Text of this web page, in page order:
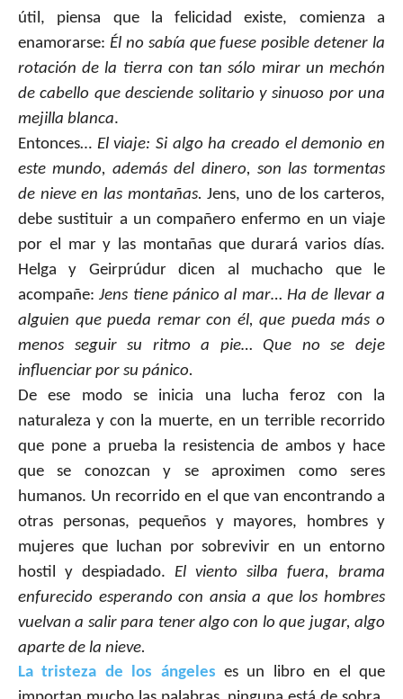
útil, piensa que la felicidad existe, comienza a
enamorarse: Él no sabía que fuese posible detener la
rotación de la tierra con tan sólo mirar un mechón
de cabello que desciende solitario y sinuoso por una
mejilla blanca.
Entonces… El viaje: Si algo ha creado el demonio en
este mundo, además del dinero, son las tormentas
de nieve en las montañas.Jens, uno de los carteros,
debe sustituir a un compañero enfermo en un viaje
por el mar y las montañas que durará varios días.
Helga y Geirprúdur dicen al muchacho que le
acompañe:Jens tiene pánico al mar… Ha de llevar a
alguien que pueda remar con él, que pueda más o
menos seguir su ritmo a pie… Que no se deje
influenciar por su pánico.
De ese modo se inicia una lucha feroz con la
naturaleza y con la muerte, en un terrible recorrido
que pone a prueba la resistencia de ambos y hace
que se conozcan y se aproximen como seres
humanos. Un recorrido en el que van encontrando a
otras personas, pequeños y mayores, hombres y
mujeres que luchan por sobrevivir en un entorno
hostil y despiadado. El viento silba fuera, brama
enfurecido esperando con ansia a que los hombres
vuelvan a salir para tener algo con lo que jugar, algo
aparte de la nieve.
La tristeza de los ángeles es un libro en el que